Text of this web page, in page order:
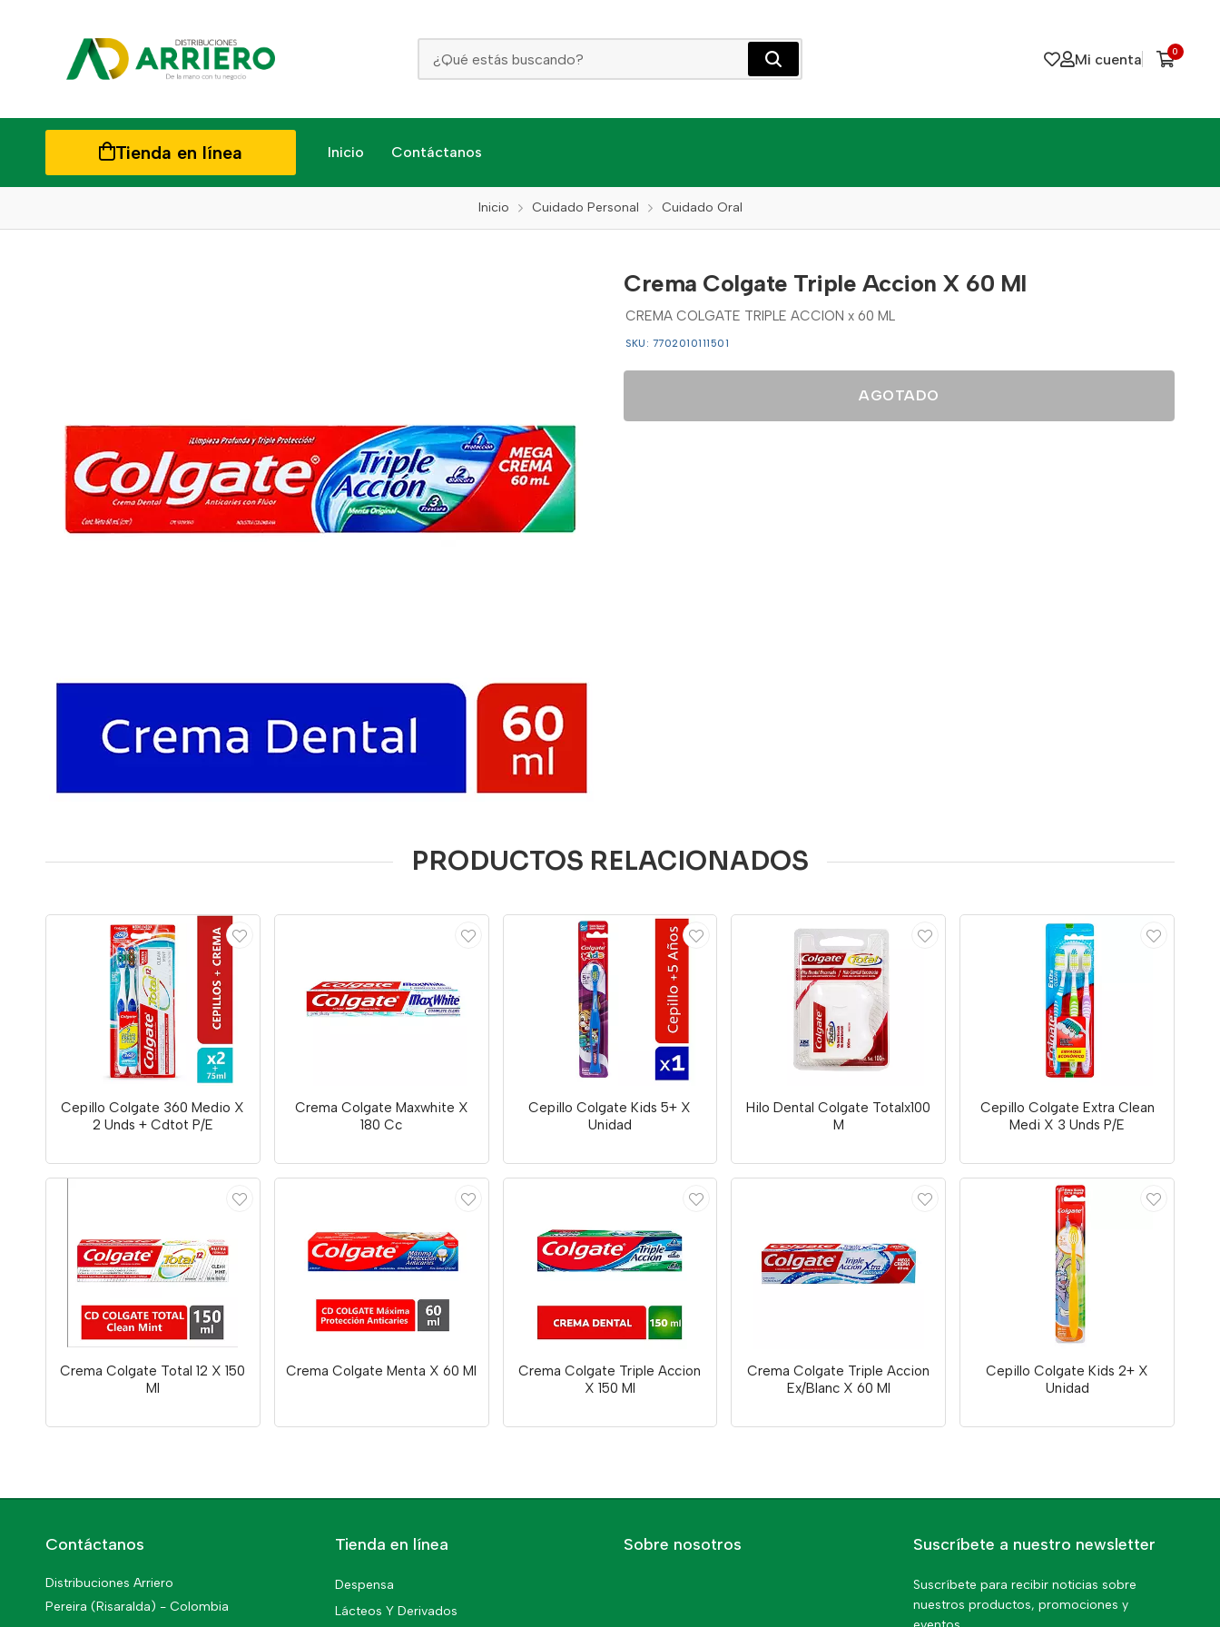
Mi cuenta 0
Tienda en línea Inicio Contáctanos
Inicio Cuidado Personal Cuidado Oral
Crema Colgate Triple Accion X 60 Ml
CREMA COLGATE TRIPLE ACCION x 60 ML
SKU: 7702010111501
AGOTADO
PRODUCTOS RELACIONADOS
Cepillo Colgate 360 Medio X
2 Unds + Cdtot P/E
Crema Colgate Maxwhite X
180 Cc
Cepillo Colgate Kids 5+ X
Unidad
Hilo Dental Colgate Totalx100
M
Cepillo Colgate Extra Clean
Medi X 3 Unds P/E
Crema Colgate Total 12 X 150
Ml
Crema Colgate Menta X 60 Ml
Crema Colgate Triple Accion
X 150 Ml
Crema Colgate Triple Accion
Ex/Blanc X 60 Ml
Cepillo Colgate Kids 2+ X
Unidad
Contáctanos
Distribuciones Arriero
Pereira (Risaralda) - Colombia
Tienda en línea
Despensa
Lácteos Y Derivados
Sobre nosotros Suscríbete a nuestro newsletter
Suscríbete para recibir noticias sobre
nuestros productos, promociones y